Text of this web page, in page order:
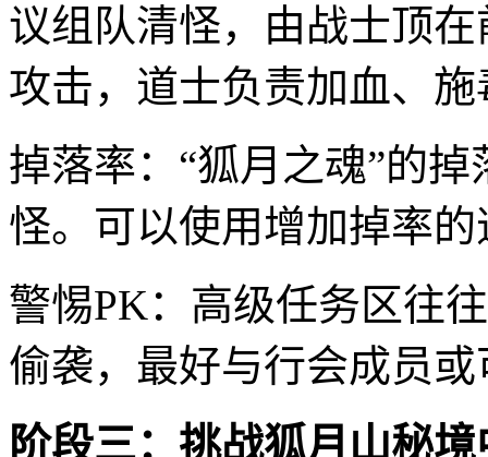
议组队清怪，由战士顶
攻击，道士负责加血、
掉落率：“狐月之魂”的
怪。可以使用增加掉率
警惕PK：高级任务区往
偷袭，最好与行会成员
阶段三：挑战狐月山秘